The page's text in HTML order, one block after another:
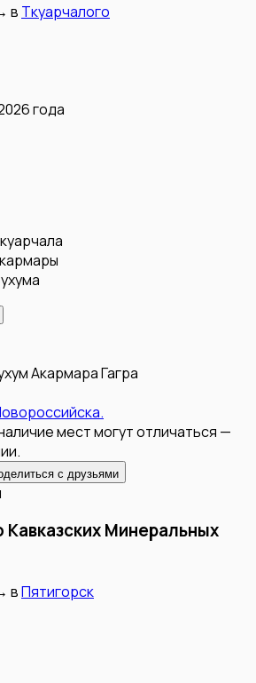
в Ткуарчалого
года
АкармараГагра
мест могут отличаться —
с друзьями
Минеральных
вПятигорск